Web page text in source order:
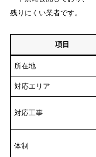
残りにくい業者です。
項目
所在地
対応エリア
対応工事
体制